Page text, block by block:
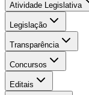
Atividade Legislativa
Legislação
Transparência
Concursos
Editais